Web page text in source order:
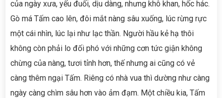
của ngày xưa, yếu đuối, dịu dàng, nhưng khô khan, hốc hác.
Gò má Tấm cao lên, đôi mắt nàng sâu xuống, lúc rừng rực
một cái nhìn, lúc lại như lạc thần. Người hầu kẻ hạ thôi
không còn phải lo đối phó với những cơn tức giận không
chừng của nàng, tươi tỉnh hơn, thế nhưng ai cũng có vẻ
càng thêm ngại Tấm. Riêng có nhà vua thì dường như càng
ngày càng chìm sâu hơn vào ảm đạm. Một chiều kia, Tấm